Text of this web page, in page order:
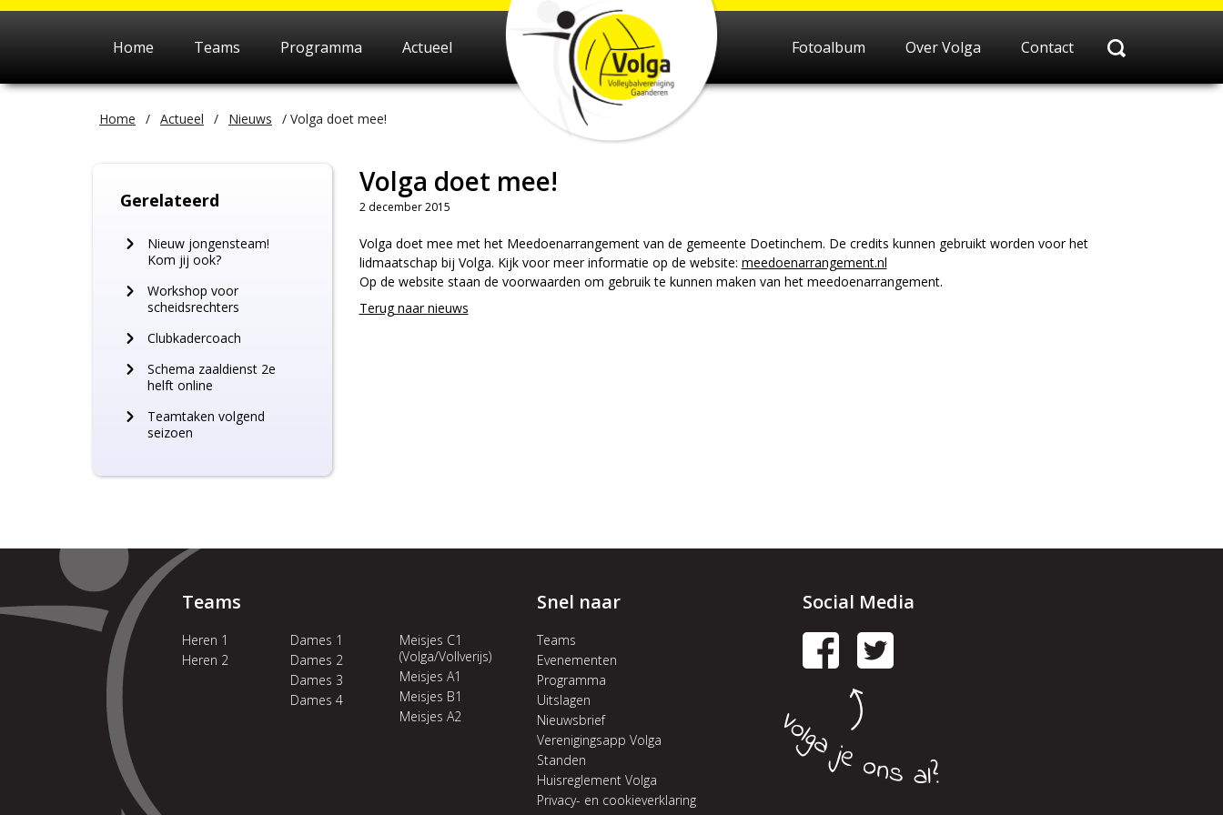
Home Teams Programma Actueel Fotoalbum Over Volga Contact
Home / Actueel / Nieuws / Volga doet mee!
Gerelateerd
Nieuw jongensteam!
Kom jij ook?
Workshop voor
scheidsrechters
Clubkadercoach
Schema zaaldienst 2e
helft online
Teamtaken volgend
seizoen
Volga doet mee!
2 december 2015
Volga doet mee met het Meedoenarrangement van de gemeente Doetinchem. De credits kunnen gebruikt worden voor het
lidmaatschap bij Volga. Kijk voor meer informatie op de website: meedoenarrangement.nl
Op de website staan de voorwaarden om gebruik te kunnen maken van het meedoenarrangement.
Terug naarnieuws
Teams
Heren 1
Heren 2
Dames 1
Dames 2
Dames 3
Dames 4
Meisjes C1
(Volga/Vollverijs)
Meisjes A1
Meisjes B1
Meisjes A2
Snel naar
Teams
Evenementen
Programma
Uitslagen
Nieuwsbrief
Verenigingsapp Volga
Standen
Huisreglement Volga
Privacy- en cookieverklaring
Social Media